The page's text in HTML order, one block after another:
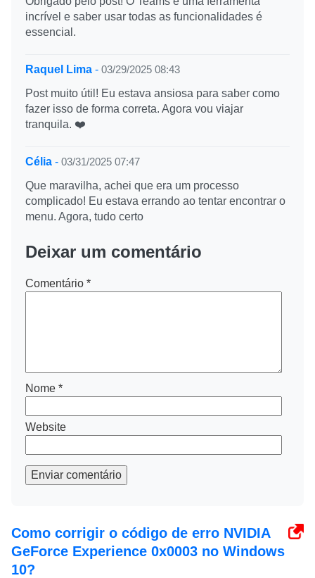
incrível e saber usar todas as funcionalidades é
essencial.
Raquel Lima - 03/29/2025 08:43
Post muito útil! Eu estava ansiosa para saber como
fazer isso de forma correta. Agora vou viajar
tranquila. ❤️
Célia - 03/31/2025 07:47
Que maravilha, achei que era um processo
complicado! Eu estava errando ao tentar encontrar o
menu. Agora, tudo certo
Deixar um comentário
Comentário *
Nome *
Website
Enviar comentário
Como corrigir o código de erro NVIDIA
GeForce Experience 0x0003 no Windows
10?